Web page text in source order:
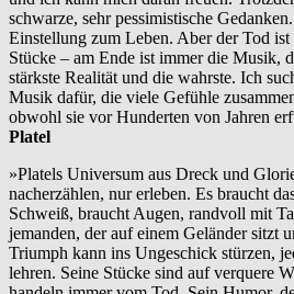
schwarze, sehr pessimistische
Einstellung zum Leben. Aber der Tod
Stücke – am Ende ist immer die Musik,
stärkste Realität und die wahrste. Ich
Musik dafür, die viele Gefühle
obwohl sie vor Hunderten von Jahren
Platel
»Platels Universum aus Dreck und
nacherzählen, nur erleben. Es braucht
Schweiß, braucht Augen, randvoll mit
jemanden, der auf einem Geländer sitzt
Triumph kann ins Ungeschick stürzen,
lehren. Seine Stücke sind auf verquere